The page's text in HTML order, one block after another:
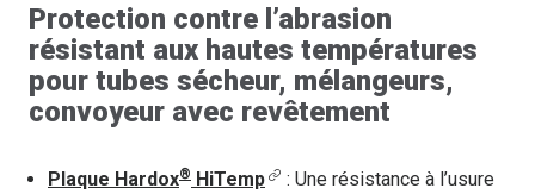
Protection contre l’abrasion
résistant aux hautes températures
pour tubes sécheur, mélangeurs,
convoyeur avec revêtement
Plaque Hardox® HiTemp
: Une résistance à l’usure